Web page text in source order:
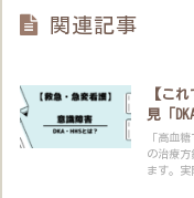
関連記事
【こ
見「
「高血糖
の治療方
ます。実